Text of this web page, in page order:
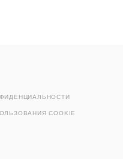
COOKIE